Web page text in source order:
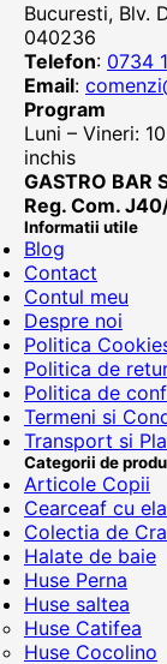
Bucuresti, Blv.
040236
Telefon: 0734
Email:
Program
Luni – Vineri:
inchis
GASTRO BAR
Reg. Com.
Informatii utile
Blog
Contact
Contul meu
Despre noi
Politica
Politica de
Politica de
Termeni si
Transport si
Categorii de
Articole Copii
Cearceaf cu
Colectia de
Halate de baie
Huse Perna
Huse saltea
Huse Catifea
Huse Cocolino